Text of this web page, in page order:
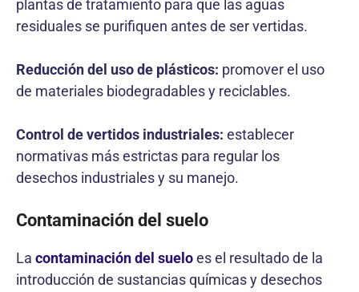
plantas de tratamiento para que las aguas
residuales se purifiquen antes de ser vertidas.
Reducción del uso de plásticos: promover el uso
de materiales biodegradables y reciclables.
Control de vertidos industriales: establecer
normativas más estrictas para regular los
desechos industriales y su manejo.
Contaminación del suelo
La contaminación del sueloes el resultado de la
introducción de sustancias químicas y desechos